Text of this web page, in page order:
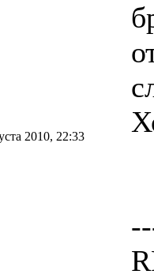
2010, 22:33